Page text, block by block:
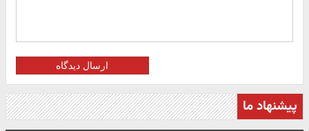
ارسال دیدگاه
پیشنهاد ما